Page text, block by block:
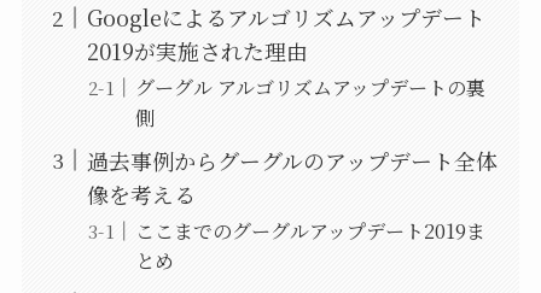
Googleによるアルゴリズムアップデート
2019が実施された理由
グーグル アルゴリズムアップデートの裏
側
過去事例からグーグルのアップデート全体
像を考える
ここまでのグーグルアップデート2019ま
とめ